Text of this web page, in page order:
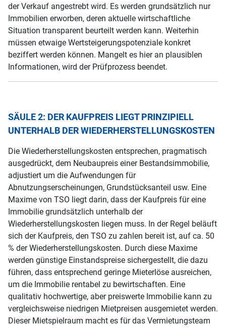
der Verkauf angestrebt wird. Es werden grundsätzlich nur
Immobilien erworben, deren aktuelle wirtschaftliche
Situation transparent beurteilt werden kann. Weiterhin
müssen etwaige Wertsteigerungspotenziale konkret
beziffert werden können. Mangelt es hier an plausiblen
Informationen, wird der Prüfprozess beendet.
SÄULE 2: DER KAUFPREIS LIEGT PRINZIPIELL
UNTERHALB DER WIEDERHERSTELLUNGSKOSTEN
Die Wiederherstellungskosten entsprechen, pragmatisch
ausgedrückt, dem Neubaupreis einer Bestandsimmobilie,
adjustiert um die Aufwendungen für
Abnutzungserscheinungen, Grundstücksanteil usw. Eine
Maxime von TSO liegt darin, dass der Kaufpreis für eine
Immobilie grundsätzlich unterhalb der
Wiederherstellungskosten liegen muss. In der Regel beläuft
sich der Kaufpreis, den TSO zu zahlen bereit ist, auf ca. 50
% der Wiederherstellungskosten. Durch diese Maxime
werden günstige Einstandspreise sichergestellt, die dazu
führen, dass entsprechend geringe Mieterlöse ausreichen,
um die Immobilie rentabel zu bewirtschaften. Eine
qualitativ hochwertige, aber preiswerte Immobilie kann zu
vergleichsweise niedrigen Mietpreisen ausgemietet werden.
Dieser Mietspielraum macht es für das Vermietungsteam